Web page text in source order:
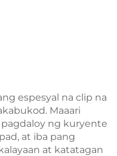
espesyal na clip na
Maaari
ng kuryente
at iba pang
at katatagan